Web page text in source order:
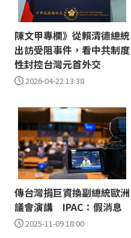
陳文甲專欄》從賴清德總統
出訪受阻事件，看中共制度
性封控台灣元首外交
2026-04-22 13:38
傳台灣捐巨資換副總統歐洲
議會演講 IPAC：假消息
2025-11-09 18:00